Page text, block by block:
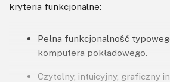
kryteria funkcjonalne:
Pełna funkcjonalność
komputera pokładowego.
Czytelny, intuicyjny, graficzny